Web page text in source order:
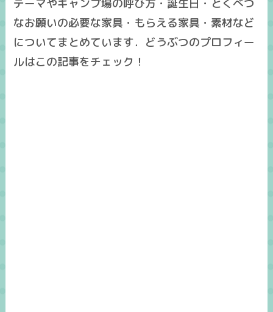
テーマやキャンプ場の呼び方・誕生日・とくべつ
なお願いの必要な家具・もらえる家具・素材など
についてまとめています．どうぶつのプロフィー
ルはこの記事をチェック！